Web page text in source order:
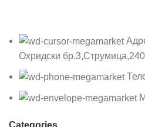
Охридски
Categories